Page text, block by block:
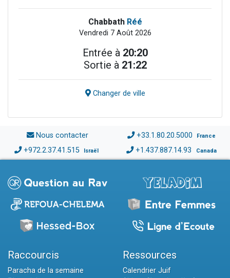
Chabbath Réé
Vendredi 7 Août 2026
Entrée à 20:20
Sortie à 21:22
Changer de ville
Nous contacter +33.1.80.20.5000 France
+972.2.37.41.515 Israël +1.437.887.14.93 Canada
Raccourcis
Paracha de la semaine
Ressources
Calendrier Juif